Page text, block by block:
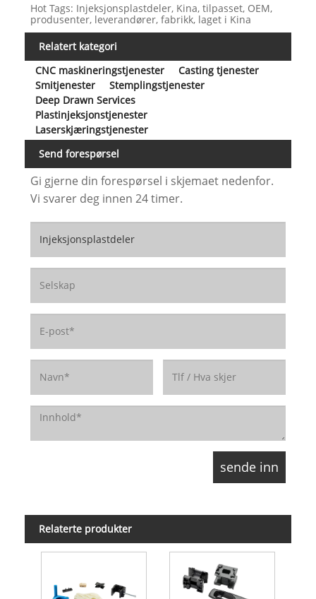
Hot Tags: Injeksjonsplastdeler, Kina, tilpasset, OEM,
produsenter, leverandører, fabrikk, laget i Kina
Relatert kategori
CNC maskineringstjenester
Casting tjenester
Smitjenester
Stemplingstjenester
Deep Drawn Services
Plastinjeksjonstjenester
Laserskjæringstjenester
Send forespørsel
Gi gjerne din forespørsel i skjemaet nedenfor.
Vi svarer deg innen 24 timer.
Relaterte produkter